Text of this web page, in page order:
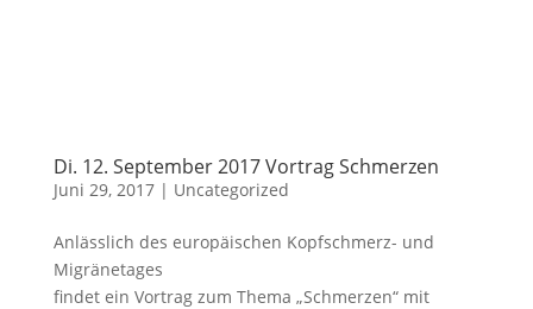
Di. 12. September 2017 Vortrag Schmerzen
Juni 29, 2017| Uncategorized
Anlässlich des europäischen Kopfschmerz- und
Migränetages
findet ein Vortrag zum Thema „Schmerzen“ mit